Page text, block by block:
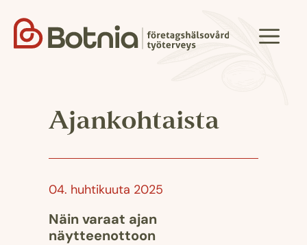
sisältöön
Ajankohtaista
04. huhtikuuta 2025
Näin varaat ajan
näytteenottoon